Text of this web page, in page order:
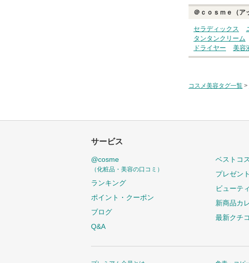
＠ｃｏｓｍｅ（ア
セラディックス
タンタンクリーム
ドライヤー
美容
コスメ美容タグ一覧 >
サービス
@cosme
（化粧品・美容の口コミ）
ランキング
ポイント・クーポン
ブログ
Q&A
ベストコ
プレゼント
ビューテ
新商品カ
最新クチ